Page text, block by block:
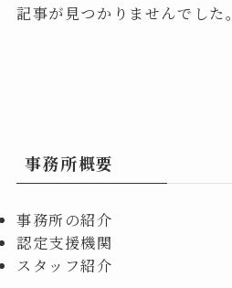
記事が見つかりませんでした。
事務所概要
事務所の紹介
認定支援機関
スタッフ紹介